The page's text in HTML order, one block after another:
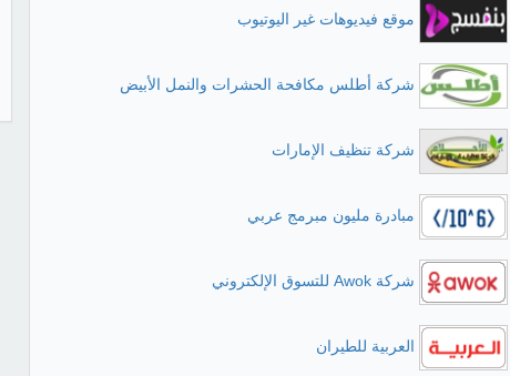
موقع فيديوهات غير اليوتيوب
شركة أطلس مكافحة الحشرات والنمل الأبيض
شركة تنظيف الإمارات
مبادرة مليون مبرمج عربي
شركة Awok للتسوق الإلكتروني
العربية للطيران